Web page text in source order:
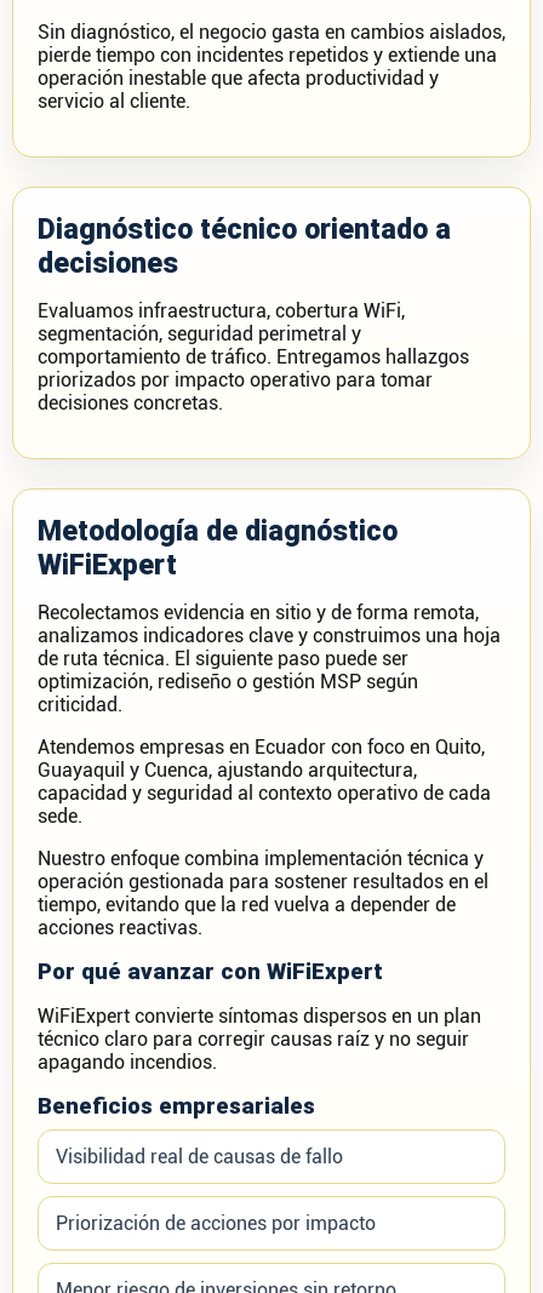
Sin diagnóstico, el negocio gasta en cambios aislados,
pierde tiempo con incidentes repetidos y extiende una
operación inestable que afecta productividad y
servicio al cliente.
Diagnóstico técnico orientado a
decisiones
Evaluamos infraestructura, cobertura WiFi,
segmentación, seguridad perimetral y
comportamiento de tráfico. Entregamos hallazgos
priorizados por impacto operativo para tomar
decisiones concretas.
Metodología de diagnóstico
WiFiExpert
Recolectamos evidencia en sitio y de forma remota,
analizamos indicadores clave y construimos una hoja
de ruta técnica. El siguiente paso puede ser
optimización, rediseño o gestión MSP según
criticidad.
Atendemos empresas en Ecuador con foco en Quito,
Guayaquil y Cuenca, ajustando arquitectura,
capacidad y seguridad al contexto operativo de cada
sede.
Nuestro enfoque combina implementación técnica y
operación gestionada para sostener resultados en el
tiempo, evitando que la red vuelva a depender de
acciones reactivas.
Por qué avanzar con WiFiExpert
WiFiExpert convierte síntomas dispersos en un plan
técnico claro para corregir causas raíz y no seguir
apagando incendios.
Beneficios empresariales
Visibilidad real de causas de fallo
Priorización de acciones por impacto